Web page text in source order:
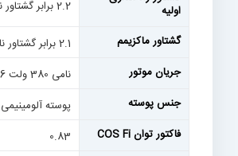
اولیه
2.2 برابر گشتاور نامی
گشتاور ماکزیمم
2.1 برابر گشتاور نامی
جریان موتور
نامی 380 ولت 22.6 آمپر | راه اندازی 380 ولت 6 برابر نامی
جنس پوسته
پوسته آلومینیمی
فاکتور توان COS Fi
0.83